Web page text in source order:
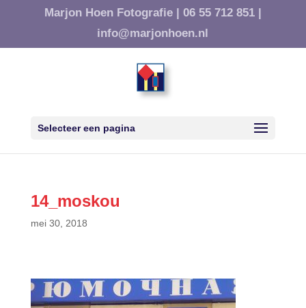
Marjon Hoen Fotografie | 06 55 712 851 |
info@marjonhoen.nl
Selecteer een pagina
14_moskou
mei 30, 2018